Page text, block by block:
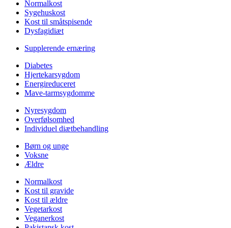
Normalkost
Sygehuskost
Kost til småtspisende
Dysfagidiæt
Supplerende ernæring
Diabetes
Hjertekarsygdom
Energireduceret
Mave-tarmsygdomme
Nyresygdom
Overfølsomhed
Individuel diætbehandling
Børn og unge
Voksne
Ældre
Normalkost
Kost til gravide
Kost til ældre
Vegetarkost
Veganerkost